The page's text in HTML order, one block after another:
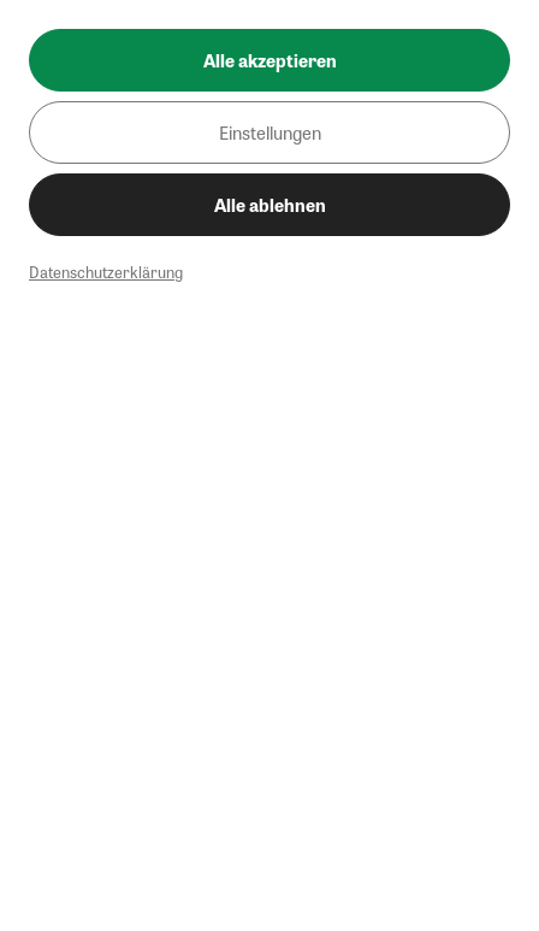
Alle akzeptieren
Einstellungen
Alle ablehnen
Datenschutzerklärung